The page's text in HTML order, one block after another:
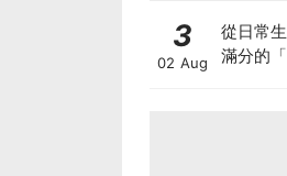
3
02 Aug
從日常
滿分的